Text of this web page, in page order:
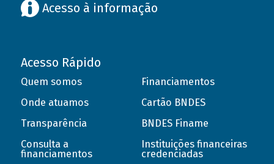
Acesso à informação
Acesso Rápido
Quem somos
Onde atuamos
Transparência
Consulta a
financiamentos
Financiamentos
Cartão BNDES
BNDES Finame
Instituições financeiras
credenciadas